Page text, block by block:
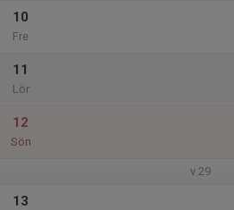
10
Fre
11
Lör
12
Sön
v.29
13